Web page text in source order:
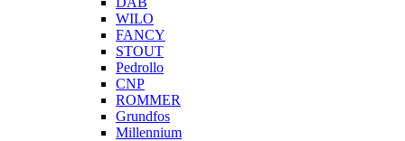
WILO
FANCY
STOUT
Pedrollo
CNP
ROMMER
Grundfos
Millennium